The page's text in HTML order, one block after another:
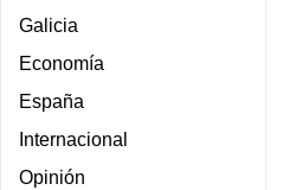
Galicia
Economía
España
Internacional
Opinión